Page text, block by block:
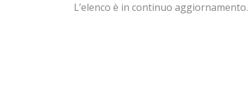
L’elenco è in continuo aggiornamento.